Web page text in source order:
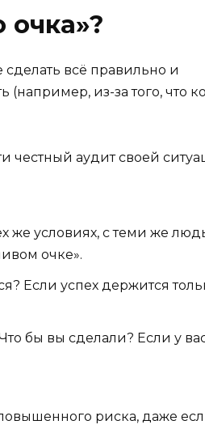
очка»?
всё правильно и
из-за того, что
честный аудит своей
же условиях, с теми же
очке».
Если успех держится
бы вы сделали? Если у
риска, даже